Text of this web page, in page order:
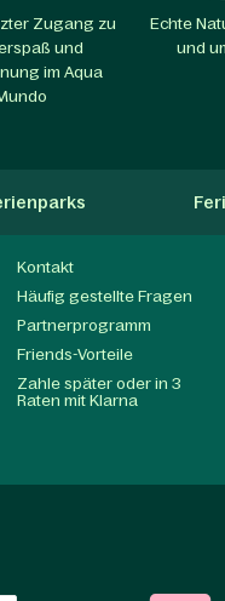
Zugang zu
und
im Aqua
Echte
und
Kontakt
Häufig gestellte Fragen
Partnerprogramm
Friends-Vorteile
Zahle später oder in 3
Raten mit Klarna